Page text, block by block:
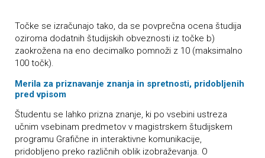
Točke se izračunajo tako, da se povprečna ocena študija
oziroma dodatnih študijskih obveznosti iz točke b)
zaokrožena na eno decimalko pomnoži z 10 (maksimalno
100 točk).
Merila za priznavanje znanja in spretnosti, pridobljenih
pred vpisom
Študentu se lahko prizna znanje, ki po vsebini ustreza
učnim vsebinam predmetov v magistrskem študijskem
programu Grafične in interaktivne komunikacije,
pridobljeno preko različnih oblik izobraževanja. O